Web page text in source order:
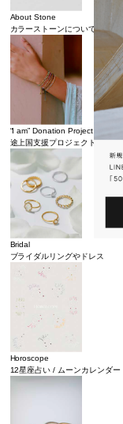
About Stone
カラーストーンについて
“I am” Donation Project
途上国支援プロジェクト
Bridal
ブライダルリングやドレス
Horoscope
12星座占い / ムーンカレンダー